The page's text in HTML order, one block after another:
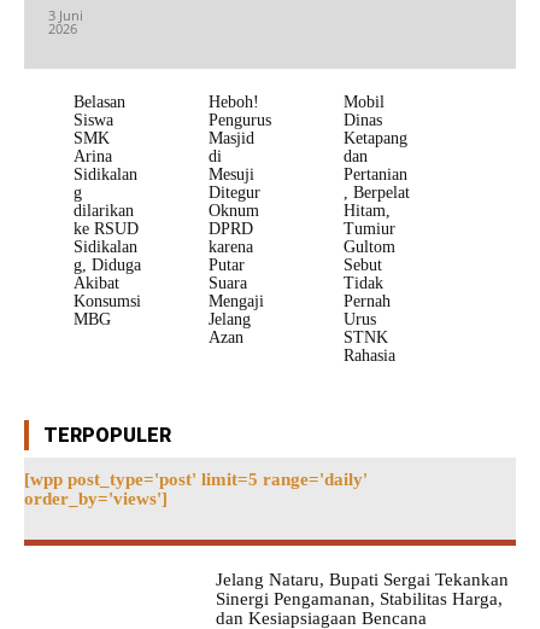
3 Juni
2026
Belasan
Siswa
SMK
Arina
Sidikalan
g
dilarikan
ke RSUD
Sidikalan
g, Diduga
Akibat
Konsumsi
MBG
Heboh!
Pengurus
Masjid
di
Mesuji
Ditegur
Oknum
DPRD
karena
Putar
Suara
Mengaji
Jelang
Azan
Mobil
Dinas
Ketapang
dan
Pertanian
, Berpelat
Hitam,
Tumiur
Gultom
Sebut
Tidak
Pernah
Urus
STNK
Rahasia
TERPOPULER
[wpp post_type='post' limit=5 range='daily'
order_by='views']
Jelang Nataru, Bupati Sergai Tekankan
Sinergi Pengamanan, Stabilitas Harga,
dan Kesiapsiagaan Bencana